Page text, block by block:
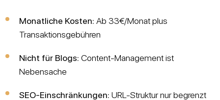
Monatliche Kosten: Ab 33€/Monat plus
Transaktionsgebühren
Nicht für Blogs: Content-Management ist
Nebensache
SEO-Einschränkungen: URL-Struktur nur begrenzt